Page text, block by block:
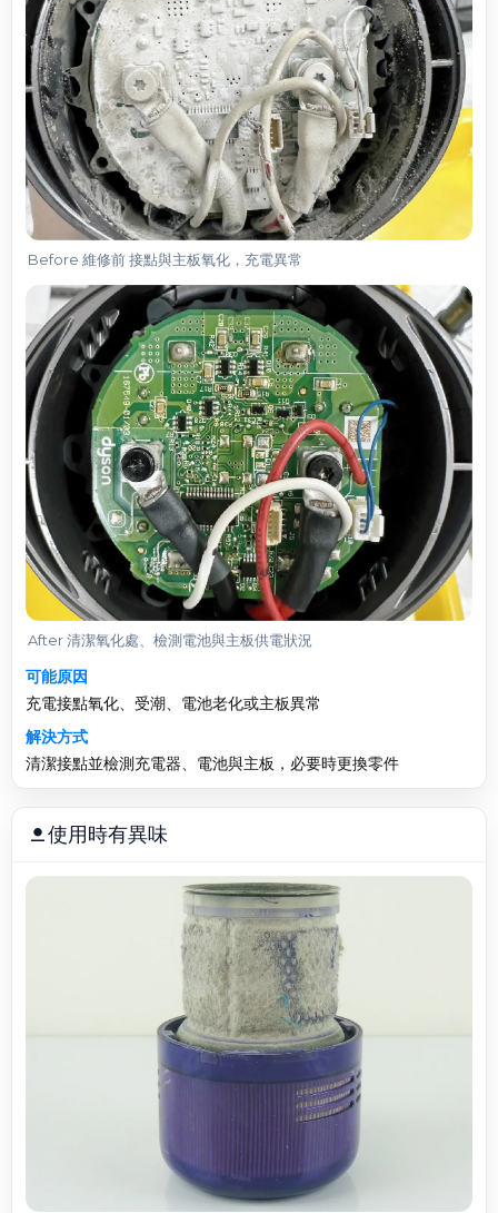
Before 維修前 接點與主板氧化，充電異常
After 清潔氧化處、檢測電池與主板供電狀況
可能原因
充電接點氧化、受潮、電池老化或主板異常
解決方式
清潔接點並檢測充電器、電池與主板，必要時更換零件
使用時有異味